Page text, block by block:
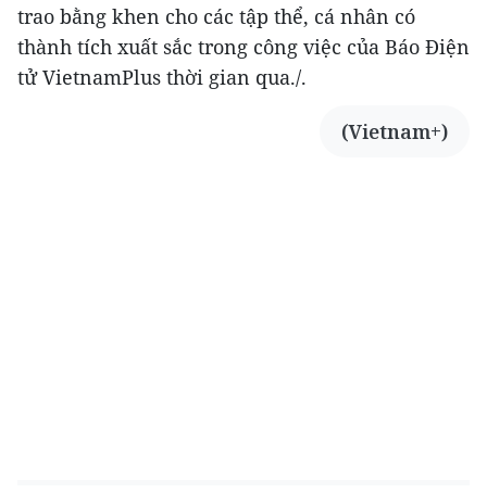
trao bằng khen cho các tập thể, cá nhân có
thành tích xuất sắc trong công việc của Báo Điện
tử VietnamPlus thời gian qua./.
(Vietnam+)